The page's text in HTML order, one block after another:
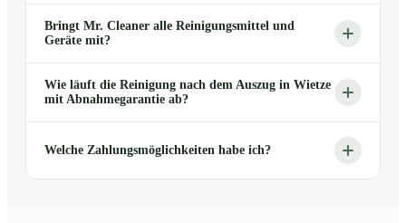
Bringt Mr. Cleaner alle Reinigungsmittel und
Geräte mit?
Wie läuft die Reinigung nach dem Auszug in Wietze
mit Abnahmegarantie ab?
Welche Zahlungsmöglichkeiten habe ich?